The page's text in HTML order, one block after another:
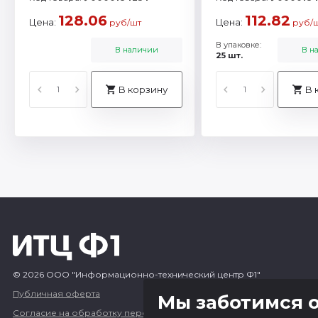
Цена: 128.06 руб/шт
В наличии
В корзину
Цена: 112.82 руб/
В упаковке:
25 шт.
В
В
© 2026 ООО "Информационно-технический центр Ф1"
Публичная оферта
Согласие на обработку персональных данныхМы заботимся